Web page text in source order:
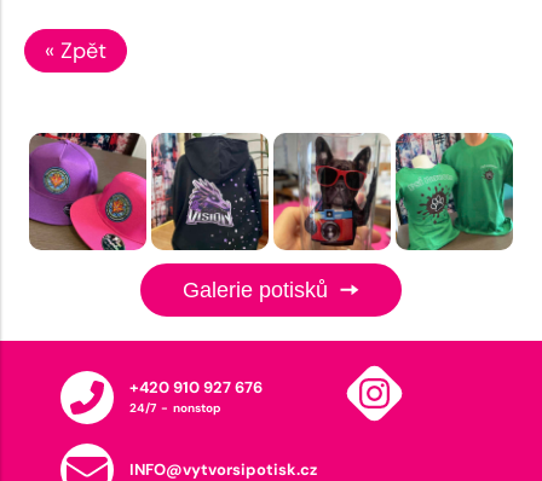
« Zpět
Galerie potisků
+420 910 927 676
24/7 - nonstop
INFO@vytvorsipotisk.cz